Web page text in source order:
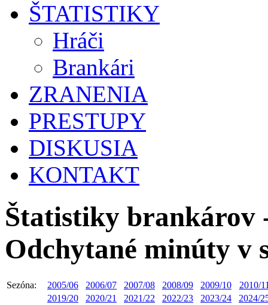
ŠTATISTIKY
Hráči
Brankári
ZRANENIA
PRESTUPY
DISKUSIA
KONTAKT
Štatistiky brankárov
Odchytané minúty v
Sezóna: 2005/06 2006/07 2007/08 2008/09 2009/10
2010/
2019/20
2020/21 2021/22 2022/23 2023/24 2024/